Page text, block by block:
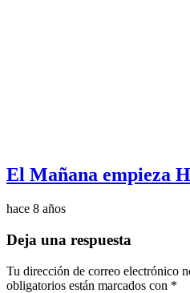
El Mañana empieza
hace 8 años
Deja una respuesta
Tu dirección de correo electrónico
obligatorios están marcados con *